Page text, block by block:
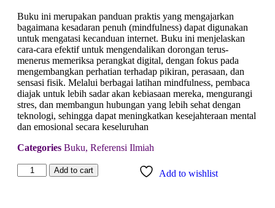
Buku ini merupakan panduan praktis yang mengajarkan
bagaimana kesadaran penuh (mindfulness) dapat digunakan
untuk mengatasi kecanduan internet. Buku ini menjelaskan
cara-cara efektif untuk mengendalikan dorongan terus-
menerus memeriksa perangkat digital, dengan fokus pada
mengembangkan perhatian terhadap pikiran, perasaan, dan
sensasi fisik. Melalui berbagai latihan mindfulness, pembaca
diajak untuk lebih sadar akan kebiasaan mereka, mengurangi
stres, dan membangun hubungan yang lebih sehat dengan
teknologi, sehingga dapat meningkatkan kesejahteraan mental
dan emosional secara keseluruhan
Categories Buku, Referensi Ilmiah
Add to cart Add to wishlist